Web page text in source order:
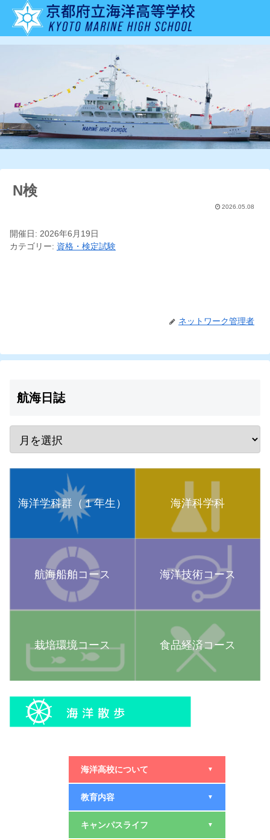
N検
2026.05.08
開催日: 2026年6月19日
カテゴリー: 資格・検定試験
ネットワーク管理者
航海日誌
海洋学科群（１年生） 海洋科学科
航海船舶コース 海洋技術コース
栽培環境コース 食品経済コース
海洋高校について ▼
教育内容 ▼
キャンパスライフ ▼